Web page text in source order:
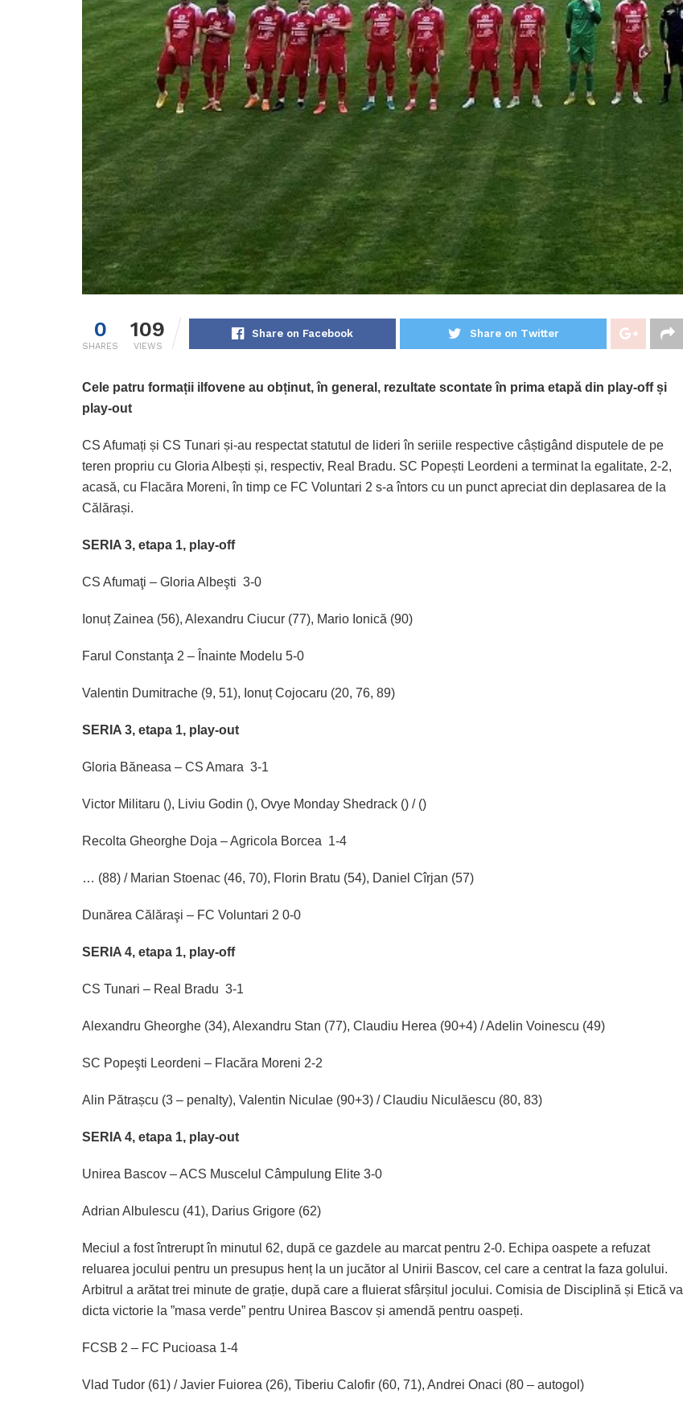
0
SHARES
109
VIEWS
Share on Facebook Share on Twitter
Cele patru formații ilfovene au obținut, în general, rezultate scontate în prima etapă din play-off și
play-out
CS Afumați și CS Tunari și-au respectat statutul de lideri în seriile respective câștigând disputele de pe
teren propriu cu Gloria Albești și, respectiv, Real Bradu. SC Popești Leordeni a terminat la egalitate, 2-2,
acasă, cu Flacăra Moreni, în timp ce FC Voluntari 2 s-a întors cu un punct apreciat din deplasarea de la
Călărași.
SERIA 3, etapa 1, play-off
CS Afumaţi – Gloria Albeşti 3-0
Ionuț Zainea (56), Alexandru Ciucur (77), Mario Ionică (90)
Farul Constanţa 2 – Înainte Modelu 5-0
Valentin Dumitrache (9, 51), Ionuț Cojocaru (20, 76, 89)
SERIA 3, etapa 1, play-out
Gloria Băneasa – CS Amara 3-1
Victor Militaru (), Liviu Godin (), Ovye Monday Shedrack () / ()
Recolta Gheorghe Doja – Agricola Borcea 1-4
… (88) / Marian Stoenac (46, 70), Florin Bratu (54), Daniel Cîrjan (57)
Dunărea Călăraşi – FC Voluntari 2 0-0
SERIA 4, etapa 1, play-off
CS Tunari – Real Bradu 3-1
Alexandru Gheorghe (34), Alexandru Stan (77), Claudiu Herea (90+4) / Adelin Voinescu (49)
SC Popeşti Leordeni – Flacăra Moreni 2-2
Alin Pătrașcu (3 – penalty), Valentin Niculae (90+3) / Claudiu Niculăescu (80, 83)
SERIA 4, etapa 1, play-out
Unirea Bascov – ACS Muscelul Câmpulung Elite 3-0
Adrian Albulescu (41), Darius Grigore (62)
Meciul a fost întrerupt în minutul 62, după ce gazdele au marcat pentru 2-0. Echipa oaspete a refuzat
reluarea jocului pentru un presupus henț la un jucător al Unirii Bascov, cel care a centrat la faza golului.
Arbitrul a arătat trei minute de grație, după care a fluierat sfârșitul jocului. Comisia de Disciplină și Etică va
dicta victorie la ”masa verde” pentru Unirea Bascov și amendă pentru oaspeți.
FCSB 2 – FC Pucioasa 1-4
Vlad Tudor (61) / Javier Fuiorea (26), Tiberiu Calofir (60, 71), Andrei Onaci (80 – autogol)